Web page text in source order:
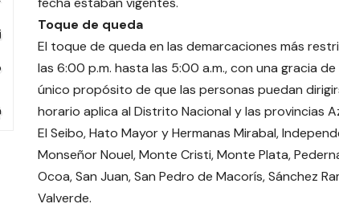
Toque de queda
El toque de queda en las demarcaciones más
las 6:00 p.m. hasta las 5:00 a.m., con una gracia
único propósito de que las personas puedan
horario aplica al Distrito Nacional y las provincias
El Seibo, Hato Mayor y Hermanas Mirabal,
Monseñor Nouel, Monte Cristi, Monte Plata,
Ocoa, San Juan, San Pedro de Macorís, Sánchez
Valverde.